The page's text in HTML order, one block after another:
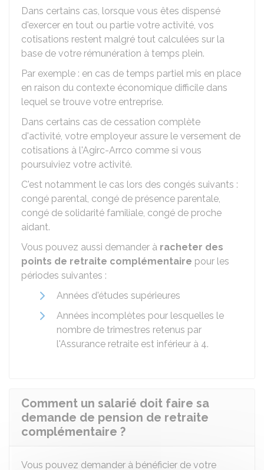
Dans certains cas, lorsque vous êtes dispensé
d'exercer en tout ou partie votre activité, vos
cotisations restent malgré tout calculées sur la
base de votre rémunération à temps plein.
Par exemple : en cas de temps partiel mis en place
en raison du contexte économique difficile dans
lequel se trouve votre entreprise.
Dans certains cas de cessation complète
d'activité, votre employeur assure le versement de
cotisations à l'Agirc-Arrco comme si vous
poursuiviez votre activité.
C'est notamment le cas lors des congés suivants :
congé parental, congé de présence parentale,
congé de solidarité familiale, congé de proche
aidant.
Vous pouvez aussi demander à racheter des
points de retraite complémentaire pour les
périodes suivantes :
Années d'études supérieures
Années incomplètes pour lesquelles le
nombre de trimestres retenus par
l'Assurance retraite est inférieur à 4.
Comment un salarié doit faire sa
demande de pension de retraite
complémentaire ?
Vous pouvez demander à bénéficier de votre